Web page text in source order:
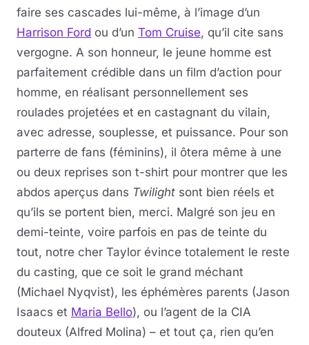
faire ses cascades lui-même, à l’image d’un
Harrison Ford ou d’un Tom Cruise, qu’il cite sans
vergogne. A son honneur, le jeune homme est
parfaitement crédible dans un film d’action pour
homme, en réalisant personnellement ses
roulades projetées et en castagnant du vilain,
avec adresse, souplesse, et puissance. Pour son
parterre de fans (féminins), il ôtera même à une
ou deux reprises son t-shirt pour montrer que les
abdos aperçus dans Twilight sont bien réels et
qu’ils se portent bien, merci. Malgré son jeu en
demi-teinte, voire parfois en pas de teinte du
tout, notre cher Taylor évince totalement le reste
du casting, que ce soit le grand méchant
(Michael Nyqvist), les éphémères parents (Jason
Isaacs et Maria Bello), ou l’agent de la CIA
douteux (Alfred Molina) – et tout ça, rien qu’en